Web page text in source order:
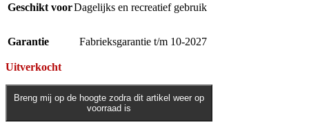
Geschikt voorDagelijks en recreatief gebruik
Garantie Fabrieksgarantie t/m 10-2027
Uitverkocht
Breng mij op de hoogte zodra dit artikel weer op
voorraad is